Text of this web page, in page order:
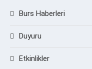
Burs Haberleri
Duyuru
Etkinlikler